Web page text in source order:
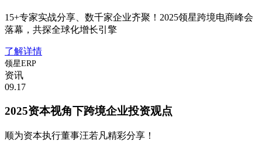
15+专家实战分享、数千家企业齐聚！2025领星跨境电商峰会
落幕，共探全球化增长引擎
了解详情
领星ERP
资讯
09.17
2025资本视角下跨境企业投资观点
顺为资本执行董事汪若凡精彩分享！